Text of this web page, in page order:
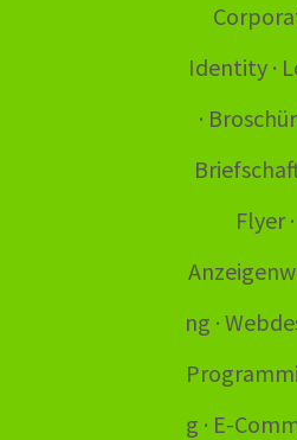
Identity ·
·
Flyer ·
ng ·
g · E-